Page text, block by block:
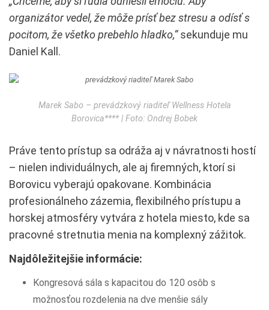
organizátor vedel, že môže prísť bez stresu a odísť s
pocitom, že všetko prebehlo hladko,“sekunduje mu
Daniel Kall.
Marek Sabo – prevádzkový riaditeľ Wellness Hotela
Borovica**** | Foto: Ondrej Bobek
Práve tento prístup sa odráža aj v návratnosti hostí
– nielen individuálnych, ale aj firemných, ktorí si
Borovicu vyberajú opakovane. Kombinácia
profesionálneho zázemia, flexibilného prístupu a
horskej atmosféry vytvára z hotela miesto, kde sa
pracovné stretnutia menia na komplexný zážitok.
Najdôležitejšie informácie:
Kongresová sála s kapacitou do 120 osôb s
možnosťou rozdelenia na dve menšie sály